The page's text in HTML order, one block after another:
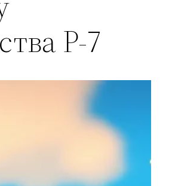
Р-7